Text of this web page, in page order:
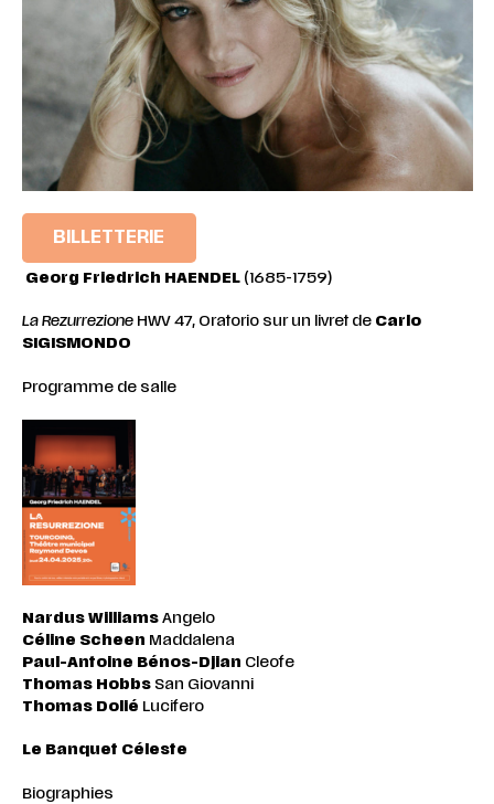
BILLETTERIE
Georg Friedrich HAENDEL (1685-1759)
La RezurrezioneHWV 47, Oratorio sur un livret de Carlo
SIGISMONDO
Programme de salle
Nardus WilliamsAngelo
Céline Scheen Maddalena
Paul-Antoine Bénos-Djian Cleofe
Thomas HobbsSan Giovanni
Thomas Dolié Lucifero
Le Banquet Céleste
Biographies